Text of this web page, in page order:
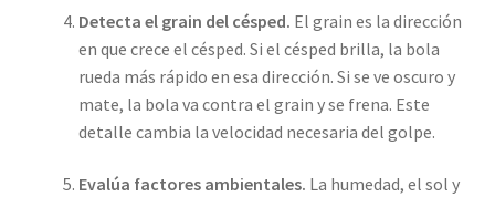
Detecta el grain del césped. El grain es la dirección
en que crece el césped. Si el césped brilla, la bola
rueda más rápido en esa dirección. Si se ve oscuro y
mate, la bola va contra el grain y se frena. Este
detalle cambia la velocidad necesaria del golpe.
Evalúa factores ambientales. La humedad, el sol y